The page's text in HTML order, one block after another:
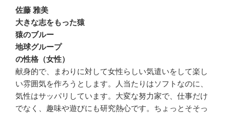
佐藤 雅美
大きな志をもった猿
猿のブルー
地球グループ
の性格（女性）
献身的で、まわりに対して女性らしい気遣いをして楽し
い雰囲気を作ろうとします。人当たりはソフトなのに、
気性はサッパリしています。大変な努力家で、仕事だけ
でなく、趣味や遊びにも研究熱心です。ちょっとそそっ